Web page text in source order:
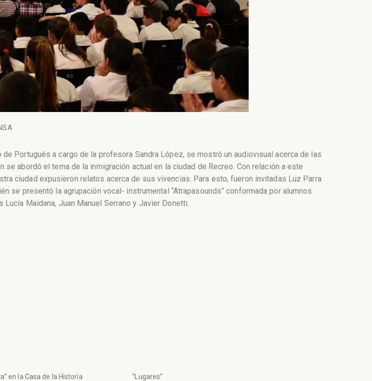
Portugués a cargo de la profesora Sandra López, se mostró un audiovisual acerca de las
abordó el tema de la inmigración actual en la ciudad de Recreo. Con relación a este
ciudad expusieron relatos acerca de sus vivencias. Para esto, fueron invitadas Luz Parra
se presentó la agrupación vocal- instrumental “Atrapasounds” conformada por alumnos
Maidana, Juan Manuel Serrano y Javier Donetti.
en la Casa de la Historia
“Lugares”